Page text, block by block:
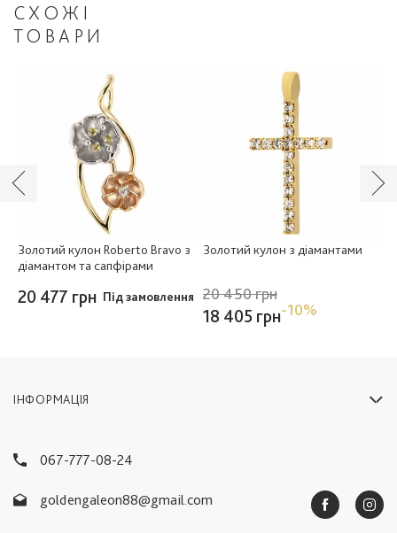
СХОЖІ
ТОВАРИ
Золотий кулон Roberto Bravo з
діамантом та сапфірами
20 477 грн Під замовлення
Золотий кулон з діамантами
20 450 грн
18 405 грн-10%
ІНФОРМАЦІЯ
067-777-08-24
goldengaleon88@gmail.com